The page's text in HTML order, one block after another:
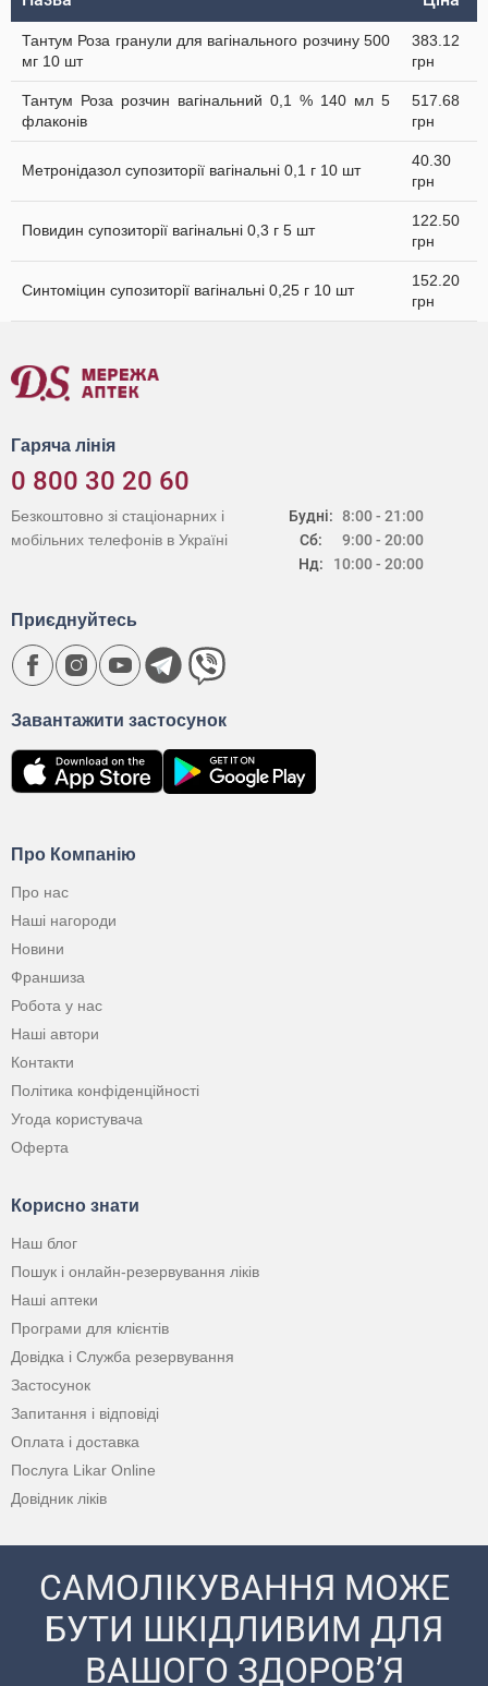
Тантум Роза гранули для вагінального розчину 500
мг 10 шт
383.12
грн
Тантум Роза розчин вагінальний 0,1 % 140 мл 5
флаконів
517.68
грн
Метронідазол супозиторії вагінальні 0,1 г 10 шт
40.30
грн
Повидин супозиторії вагінальні 0,3 г 5 шт
122.50
грн
Синтоміцин супозиторії вагінальні 0,25 г 10 шт
152.20
грн
Гаряча лінія
0 800 30 20 60
Будні:
Сб:
Нд:
8:00 - 21:00
9:00 - 20:00
10:00 - 20:00
Безкоштовно зі стаціонарних і
мобільних телефонів в Україні
Про Компанію
Про нас
Наші нагороди
Новини
Франшиза
Робота у нас
Наші автори
Контакти
Політика конфіденційності
Угода користувача
Оферта
Корисно знати
Наш блог
Пошук і онлайн-резервування ліків
Наші аптеки
Програми для клієнтів
Довідка і Служба резервування
Застосунок
Запитання і відповіді
Оплата і доставка
Послуга Likar Online
Довідник ліків
Завантажити застосунок
Приєднуйтесь
САМОЛІКУВАННЯ МОЖЕ
БУТИ ШКІДЛИВИМ ДЛЯ
ВАШОГО ЗДОРОВ’Я